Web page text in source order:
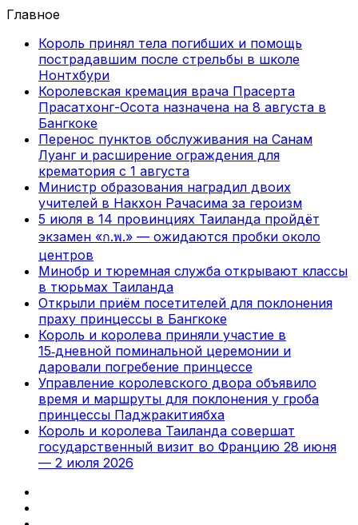
Главное
Король принял тела погибших и помощь
пострадавшим после стрельбы в школе
Нонтхбури
Королевская кремация врача Прасерта
Прасатхонг-Осота назначена на 8 августа в
Бангкоке
Перенос пунктов обслуживания на Санам
Луанг и расширение ограждения для
крематория с 1 августа
Министр образования наградил двоих
учителей в Накхон Рачасима за героизм
5 июля в 14 провинциях Таиланда пройдёт
экзамен «ก.พ.» — ожидаются пробки около
центров
Минобр и тюремная служба открывают классы
в тюрьмах Таиланда
Открыли приём посетителей для поклонения
праху принцессы в Бангкоке
Король и королева приняли участие в
15‑дневной поминальной церемонии и
даровали погребение принцессе
Управление королевского двора объявило
время и маршруты для поклонения у гроба
принцессы Паджракитиябха
Король и королева Таиланда совершат
государственный визит во Францию 28 июня
— 2 июля 2026